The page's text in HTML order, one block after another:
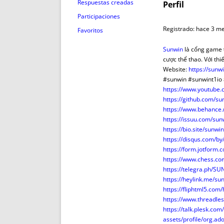
A MANO
SUCESIONES
LH Y
Respuestas creadas
Participaciones
Favoritos
Perfil
Registrado: hace 3
Sunwin là cổng
cược thể thao. Với
Website: https://
#sunwin
https://
https://github.com/
https://
https://issuu.com/
https://bio.site/
https://disqus.com/
https://
https://
https://telegra.ph/
https://heylink.me/
https://
https://
https://
assets/profile/